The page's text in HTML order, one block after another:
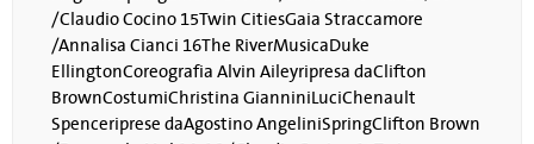
/Claudio Cocino 15Twin CitiesGaia Straccamore
/Annalisa Cianci 16The RiverMusicaDuke
EllingtonCoreografia Alvin Aileyripresa daClifton
BrownCostumiChristina GianniniLuciChenault
Spenceriprese daAgostino AngeliniSpringClifton Brown